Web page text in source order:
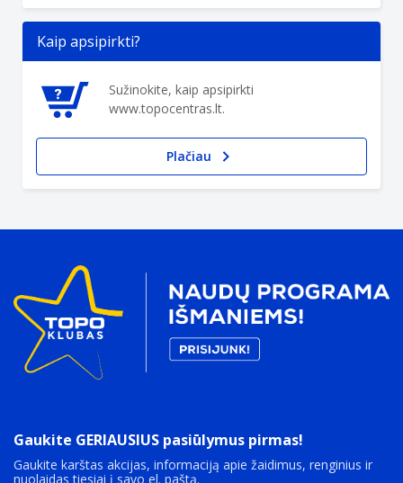
Kaip apsipirkti?
Sužinokite, kaip apsipirkti
www.topocentras.lt.
Plačiau
Gaukite GERIAUSIUS pasiūlymus pirmas!
Gaukite karštas akcijas, informaciją apie žaidimus, renginius ir
nuolaidas tiesiai į savo el. paštą.